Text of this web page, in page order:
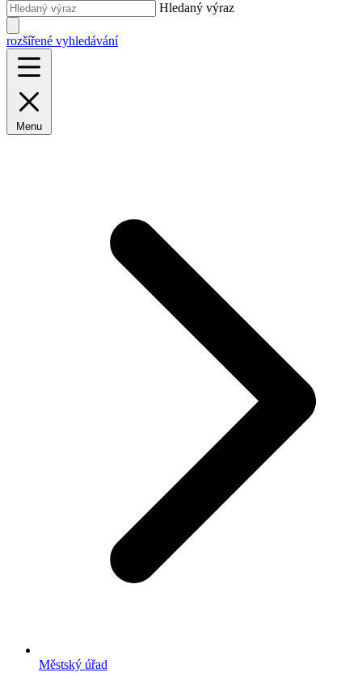
Hledaný výraz
rozšířené vyhledávání
Menu
Městský úřad